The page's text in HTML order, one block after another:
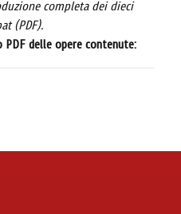
completa dei dieci
(PDF).
PDF delle opere contenute: